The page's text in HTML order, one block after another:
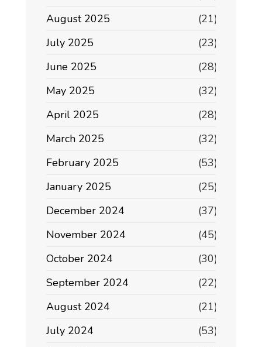
August 2025
(21)
July 2025
(23)
June 2025
(28)
May 2025
(32)
April 2025
(28)
March 2025
(32)
February 2025
(53)
January 2025
(25)
December 2024
(37)
November 2024
(45)
October 2024
(30)
September 2024
(22)
August 2024
(21)
July 2024
(53)